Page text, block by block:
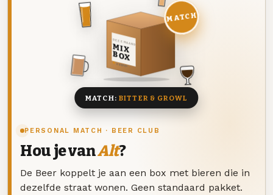
PERSONAL MATCH · BEER CLUB
Hou je vanAlt?
De Beer koppelt je aan een box met bieren die in
dezelfde straat wonen. Geen standaard pakket.
DEZE MAAND
MIX
BOX
8 BIEREN
MATCH
MATCH: BITTER & GROWL